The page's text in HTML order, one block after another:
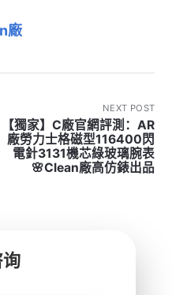
廠
NEXT POST
【獨家】C廠官網評測：AR
廠勞力士格磁型116400閃
電針3131機芯綠玻璃腕表
🌸Clean廠高仿錶出品